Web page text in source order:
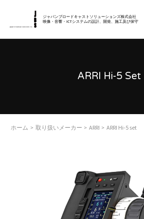
ジャパンブロードキャストソリューションズ株式会社
映像・音響・ICTシステムの設計、開発、施工及び保守
ARRI Hi-5 Set
ホーム 取り扱いメーカー ARRI ARRI Hi-5 set